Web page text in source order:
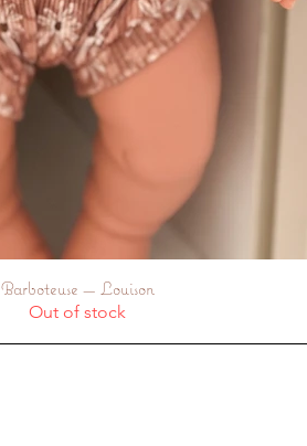
Quick View
Barboteuse — Louison
Out of stock